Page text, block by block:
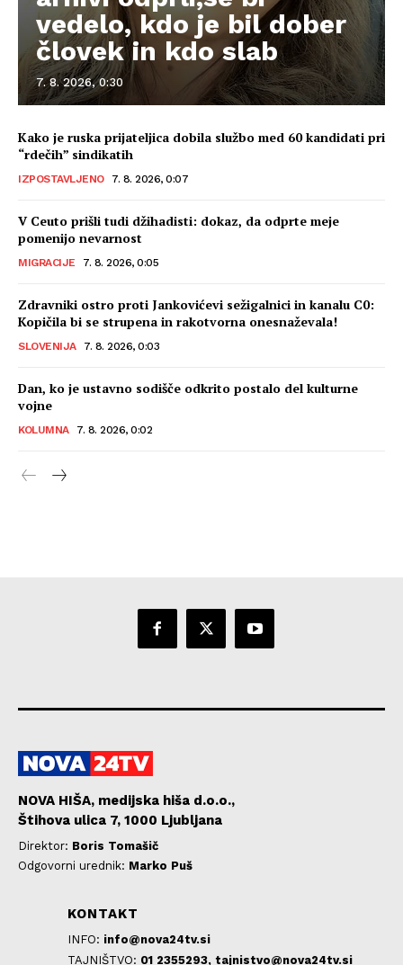
vedelo, kdo je bil dober
človek in kdo slab
7. 8. 2026, 0:30
Kako je ruska prijateljica dobila službo med 60 kandidati pri
“rdečih” sindikatih
IZPOSTAVLJENO 7. 8. 2026, 0:07
V Ceuto prišli tudi džihadisti: dokaz, da odprte meje
pomenijo nevarnost
MIGRACIJE 7. 8. 2026, 0:05
Zdravniki ostro proti Jankovićevi sežigalnici in kanalu C0:
Kopičila bi se strupena in rakotvorna onesnaževala!
SLOVENIJA 7. 8. 2026, 0:03
Dan, ko je ustavno sodišče odkrito postalo del kulturne
vojne
KOLUMNA 7. 8. 2026, 0:02
NOVA HIŠA, medijska hiša d.o.o.,
Štihova ulica 7, 1000 Ljubljana
Direktor: Boris Tomašič
Odgovorni urednik: Marko Puš
KONTAKT
INFO: info@nova24tv.si
TAJNIŠTVO: 01 2355293, tajnistvo@nova24tv.si